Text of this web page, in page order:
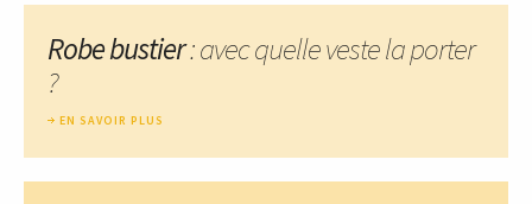
Robe bustier: avec quelle veste la porter
?
EN SAVOIR PLUS